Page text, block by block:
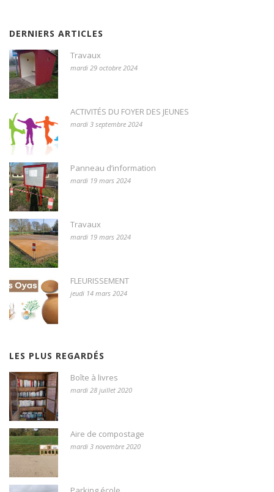
DERNIERS ARTICLES
Travaux
mardi 29 octobre 2024
ACTIVITÉS DU FOYER DES JEUNES
mardi 3 septembre 2024
Panneau d’information
mardi 19 mars 2024
Travaux
mardi 19 mars 2024
FLEURISSEMENT
jeudi 14 mars 2024
LES PLUS REGARDÉS
Boîte à livres
mardi 28 juillet 2020
Aire de compostage
mardi 3 novembre 2020